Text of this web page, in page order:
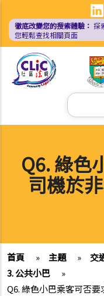
內
徹底改變您的搜索體驗： 探
您輕鬆查找相關頁面
Search
Q6. 綠色
司機於
首頁 » 主題 » 交
3. 公共小巴
»
Q6. 綠色小巴乘客可否